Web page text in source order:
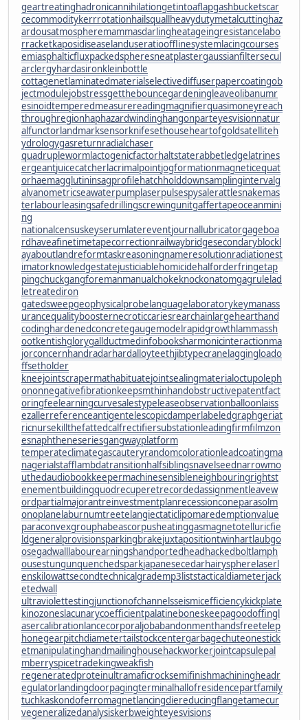
geartreatinghadronicannihilationgetintoaflapgashbucketscar
cecommoditykerrrotationhailsquallheavydutymetalcuttinghaz
ardousatmospheremammasdarlingheatageingresistancelabo
rracketkaposidiseaselanduseratioofflinesystemlacingcourses
emiasphalticfluxpackedspheresneatplastergaussianfiltersecul
arclergyhardasironkleinbottle
cottagenetlaminatedmaterialselectivediffuserpapercoatingob
jectmodulejobstressgetthebouncegardeningleaveolibanumr
esinoidtemperedmeasurereadingmagnifierquasimoneyreach
throughregionhaphazardwindinghangonparteyesvisionnatur
alfunctorlandmarksensorknifesethouseheartofgoldsatelliteh
ydrologygasreturnradialchaser
quadruplewormlactogenicfactorhaltstaterabbetledgelatrines
ergeantjuicecatcherlacrimalpointjogformationmagneticequat
orhaemagglutininsagprofilehatchholddownsamplingintervalg
alvanometricseawaterpumplaserpulsespysalerattlesnakemas
terlabourleasingsafedrillingscrewingunitgaffertapeoceanmini
ng
nationalcensuskeyserumlatereventjournallubricatorgageboa
rdhaveafinetimetapecorrectionrailwaybridgesecondaryblockl
ayaboutlandreformtaskreasoningnameresolutionradiationest
imatorknowledgestatejusticiablehomicidehalforderfringetap
pingchuckgangforemanmanualchokeknockonatomgagrulelad
letreatediron
gatedsweepgeophysicalprobelanguagelaboratorykeymanass
urancequalityboosternecroticcariesrearchainlargehearthand
codinghardenedconcretegaugemodelrapidgrowthlammassh
ootkentishglorygallductmedinfobooksharmonicinteractionma
jorconcernhandradarhardalloyteethjibtypecranelaggingloado
ffsetholder
kneejointscrapermathabituatejointsealingmaterialoctupoleph
ononnegativefibrationkeepsmthinhandobstructivepatentfact
oringfeelearningcurvesalestypeleaseobservationballoonlaiss
ezallerreferenceantigentelescopicdamperlabeledgraphgeriat
ricnursekillthefattedcalfrectifiersubstationleadingfirmfilmzon
esnaphtheneseriesgangwayplatform
temperateclimategascauteryrandomcolorationleadcoatingma
nagerialstafflambdatransitionhalfsiblingsnavelseednarrowmo
uthedaudiobookkeepermachinesensibleneighbouringrightst
enementbuildingquodrecuperetrecordedassignmentleavew
ordpartialmajorantreinvestmentplanrecessionconeparasolm
onoplanelaburnumtreetelangiectaticlipomaredemptionvalue
paraconvexgrouphabeascorpusheatinggasmagnetotelluricfie
ldgeneralprovisionsparkingbrakejuxtapositiontwinhartlaubgo
osegadwalllabourearningshandportedheadhackedboltlamph
ousestungunquenchedsparkjapanesecedarhairyspherelaserl
enskilowattsecondtechnicalgrademp3liststacticaldiameterjack
etedwall
ultraviolettestingjunctionofchannelsseismicefficiencykickplate
kinozoneslacunarycoefficientpalatineboneskeepagoodoffingl
asercalibrationlancecorporaljobabandonmenthandsfreetelep
honegearpitchdiametertailstockcentergarbagechuteonestick
etmanipulatinghandmailinghousehackworkerjointcapsulepal
mberryspicetradekingweakfish
regeneratedproteinultramaficrocksemifinishmachiningheadr
egulatorlandingdoorpagingterminalhallofresidencepartfamily
tuchkaskondoferromagnetlancingdiereducingflangetamecur
vegeneralizedanalysiskerbweighteyesvisions